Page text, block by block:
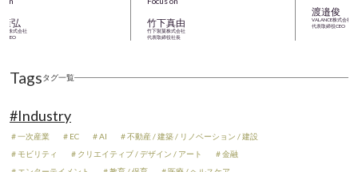
弘
株式会社
役CEO
竹下真由
竹下製菓株式会社
代表取締役社長
渡邉俊
VALANCE株式会社
代表取締役CEO
Tagsタグ一覧
#Industry
＃一次産業 ＃EC ＃AI
＃不動産 / 建築 / リノベーション / 建設
＃モビリティ
＃クリエイティブ / デザイン / アート
＃金融